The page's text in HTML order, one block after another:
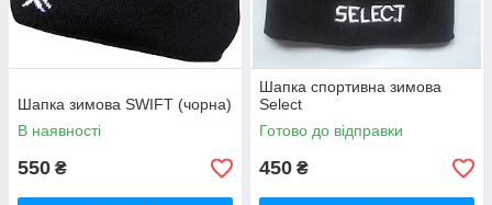
Шапка зимова SWIFT (чорна)
В наявності
550 ₴
Шапка спортивна зимова
Select
Готово до відправки
450 ₴